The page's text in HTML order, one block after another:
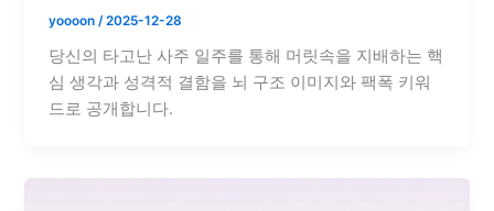
yoooon /2025-12-28
당신의 타고난 사주 일주를 통해 머릿속을 지배하는 핵
심 생각과 성격적 결함을 뇌 구조 이미지와 팩폭 키워
드로 공개합니다.